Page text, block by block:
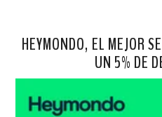
HEYMONDO, EL MEJOR
UN 5% DE